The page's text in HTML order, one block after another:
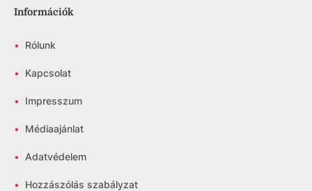
Információk
• Rólunk
• Kapcsolat
• Impresszum
• Médiaajánlat
• Adatvédelem
• Hozzászólás szabályzat